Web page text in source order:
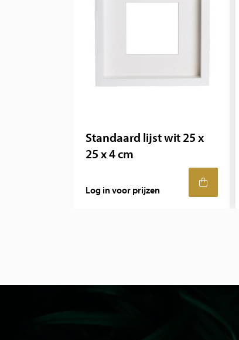
Standaard lijst wit 25 x
25 x 4 cm
Log in voor prijzen